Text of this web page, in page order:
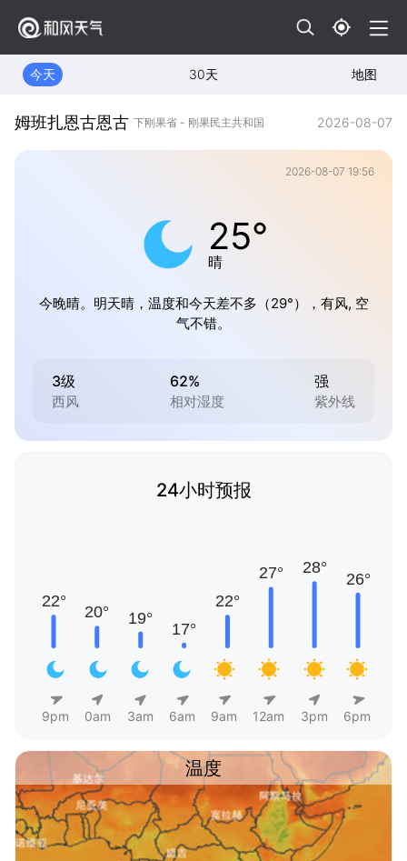
今天 30天 地图
姆班扎恩古恩古 下刚果省 - 刚果民主共和国 2026-08-07
2026-08-07 19:56
25°
晴
今晚晴。明天晴，温度和今天差不多（29°），有风, 空
气不错。
3级
西风
62%
相对湿度
强
紫外线
24小时预报
9pm 0am 3am 6am 9am 12am 3pm 6pm
温度